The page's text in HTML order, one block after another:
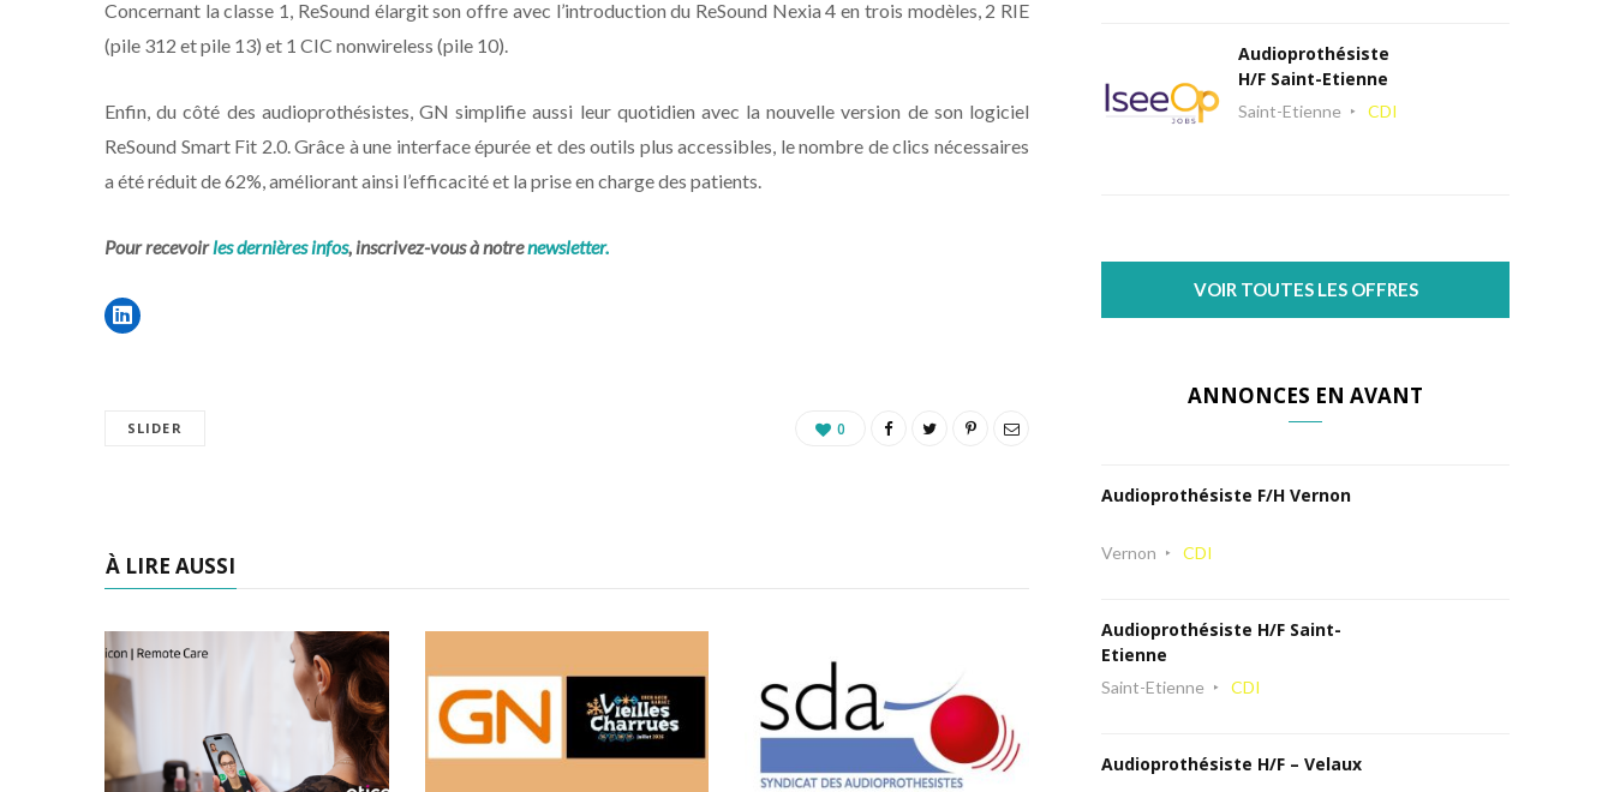
Concernant la classe 1, ReSound élargit son offre avec l’introduction du ReSound Nexia 4 en trois modèles, 2 RIE
(pile 312 et pile 13) et 1 CIC nonwireless (pile 10).
Enfin, du côté des audioprothésistes, GN simplifie aussi leur quotidien avec la nouvelle version de son logiciel
ReSound Smart Fit 2.0. Grâce à une interface épurée et des outils plus accessibles, le nombre de clics nécessaires
a été réduit de 62%, améliorant ainsi l’efficacité et la prise en charge des patients.
Pour recevoirles dernières infos, inscrivez-vous à notrenewsletter.
SLIDER 0
À LIRE AUSSI
Audioprothésiste
H/F Saint-Etienne
Saint-Etienne CDI
VOIR TOUTES LES OFFRES
ANNONCES EN AVANT
Audioprothésiste F/H Vernon
Vernon CDI
Audioprothésiste H/F Saint-
Etienne
Saint-Etienne CDI
Audioprothésiste H/F – Velaux